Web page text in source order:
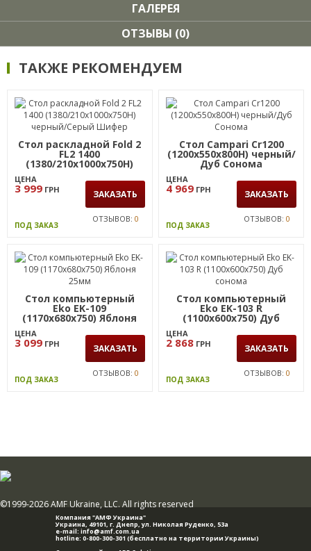
ГАЛЕРЕЯ
ОТЗЫВЫ (0)
ТАКЖЕ РЕКОМЕНДУЕМ
Стол раскладной Fold 2
FL2 1400
(1380/210х1000х750Н)
черный/Серый Шифер
ЦЕНА
3 999 ГРН ЗАКАЗАТЬ
ПОД ЗАКАЗ
ОТЗЫВОВ: 0
Стол Campari Cr1200
(1200х550х800Н) черный/
Дуб Сонома
ЦЕНА
4 969 ГРН ЗАКАЗАТЬ
ПОД ЗАКАЗ
ОТЗЫВОВ: 0
Стол компьютерный
Eko EK-109
(1170x680x750) Яблоня
25мм
ЦЕНА
3 099 ГРН ЗАКАЗАТЬ
ПОД ЗАКАЗ
ОТЗЫВОВ: 0
Стол компьютерный
Eko EK-103 R
(1100x600x750) Дуб
ЦЕНА
2 868 ГРН ЗАКАЗАТЬ
ПОД ЗАКАЗ
ОТЗЫВОВ: 0
Компания "АМФ Украина"
Украина, 49101, г. Днепр,ул. Николая Руденко, 53а
e-mail: info@amf.com.ua
hotline: 0-800-300-301 (бесплатно на территории Украины)
©1999-2026 AMF Ukraine, LLC. All rights reserved